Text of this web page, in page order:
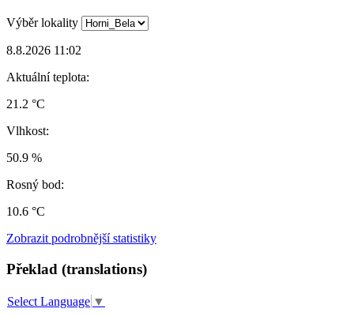
Výběr lokality
8.8.2026 11:02
Aktuální teplota:
21.2 °C
Vlhkost:
50.9 %
Rosný bod:
10.6 °C
Zobrazit podrobnější statistiky
Překlad (translations)
Select Language ▼